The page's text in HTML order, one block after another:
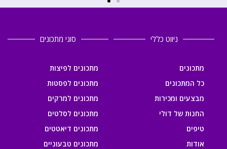
ניווט כללי
מתכונים
כל המתכונים
מבצעים ומכירות
החנות של דולי
טיפים
אודות
סוגי מתכונים
מתכונים לפיצות
מתכונים לפסטות
מתכונים למרקים
מתכונים לסלטים
מתכונים דיאטטים
מתכונים טבעוניים